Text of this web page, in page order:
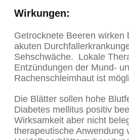
Wirkungen:
Getrocknete Beeren wirken
akuten
Sehschwäche. Lokale
Entzündungen der Mund-
Rachenschleimhaut ist
Die Blätter sollen hohe
Diabetes mellitus positiv
Wirksamkeit aber nicht
therapeutische Anwendung